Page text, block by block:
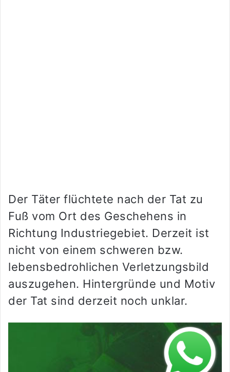
Der Täter flüchtete nach der Tat zu
Fuß vom Ort des Geschehens in
Richtung Industriegebiet. Derzeit ist
nicht von einem schweren bzw.
lebensbedrohlichen Verletzungsbild
auszugehen. Hintergründe und Motiv
der Tat sind derzeit noch unklar.